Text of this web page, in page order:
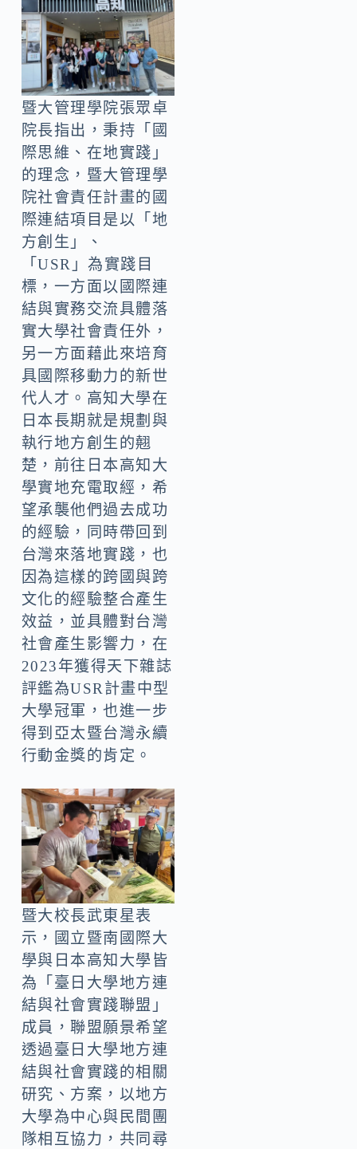
暨大管理學院張眾卓
院長指出，秉持「國
際思維、在地實踐」
的理念，暨大管理學
院社會責任計畫的國
際連結項目是以「地
方創生」、
「USR」為實踐目
標，一方面以國際連
結與實務交流具體落
實大學社會責任外，
另一方面藉此來培育
具國際移動力的新世
代人才。高知大學在
日本長期就是規劃與
執行地方創生的翹
楚，前往日本高知大
學實地充電取經，希
望承襲他們過去成功
的經驗，同時帶回到
台灣來落地實踐，也
因為這樣的跨國與跨
文化的經驗整合產生
效益，並具體對台灣
社會產生影響力，在
2023年獲得天下雜誌
評鑑為USR計畫中型
大學冠軍，也進一步
得到亞太暨台灣永續
行動金獎的肯定。
暨大校長武東星表
示，國立暨南國際大
學與日本高知大學皆
為「臺日大學地方連
結與社會實踐聯盟」
成員，聯盟願景希望
透過臺日大學地方連
結與社會實踐的相關
研究、方案，以地方
大學為中心與民間團
隊相互協力，共同尋